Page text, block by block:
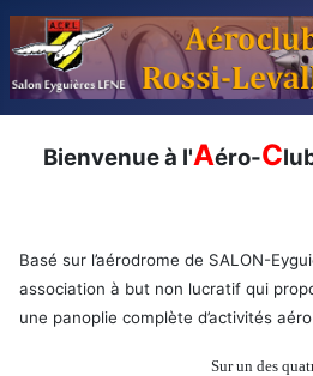
Bienvenue à l'Aéro-C
Basé sur l’aérodrome de SALON-
association à but non lucratif qui
une panoplie complète d’activités
Sur un des